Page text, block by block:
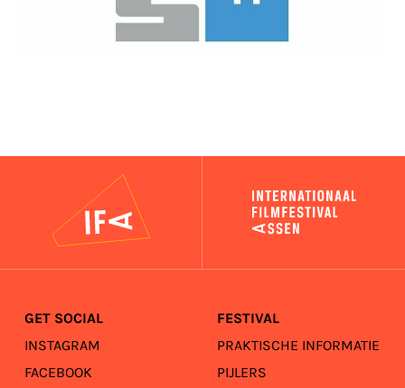
GET SOCIAL
INSTAGRAM
FACEBOOK
FESTIVAL
PRAKTISCHE INFORMATIE
PIJLERS